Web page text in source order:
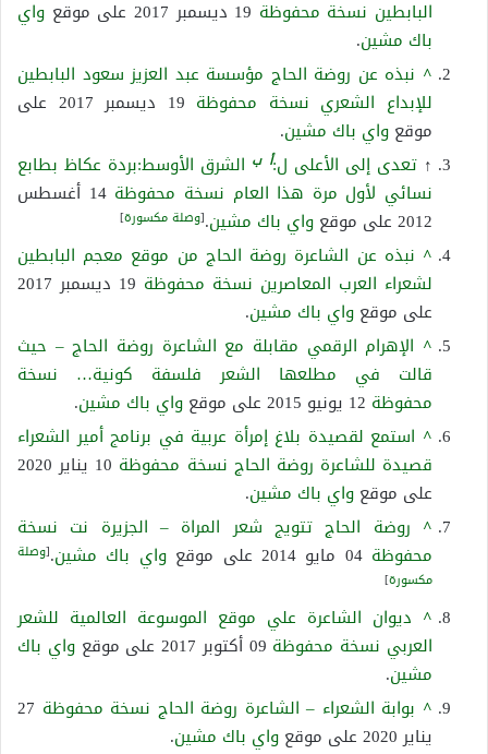
البابطين نسخة محفوظة
واي
باك مشين.
^ نبذه عن روضة الحاج مؤسسة عبد العزيز سعود البابطين
للإبداع الشعري نسخة محفوظة
19 ديسمبر 2017 على
موقع واي باك مشين.
↑تعدى إلى الأعلى ل:أ ب الشرق الأوسط:بردة عكاظ بطابع
نسائي لأول مرة هذا العام نسخة محفوظة
14 أغسطس
2012 على موقع
واي باك مشين.
[وصلة مكسورة]
^ نبذه عن الشاعرة روضة الحاج من موقع معجم البابطين
لشعراء العرب المعاصرين نسخة محفوظة
19 ديسمبر 2017
على موقع واي باك مشين.
^ الإهرام الرقمي مقابلة مع الشاعرة روضة الحاج – حيث
قالت في مطلعها الشعر فلسفة كونية…
نسخة
محفوظة
واي باك مشين.
^ استمع لقصيدة بلاغ إمرأة عربية في برنامج أمير الشعراء
قصيدة للشاعرة روضة الحاج نسخة محفوظة
10 يناير 2020
على موقع واي باك مشين.
^ روضة الحاج تتويج شعر المراة – الجزيرة نت نسخة
محفوظة 04 مايو 2014 على موقع واي باك مشين.
[وصلة
مكسورة]
^ ديوان الشاعرة علي موقع الموسوعة العالمية للشعر
العربي نسخة محفوظة
واي باك
مشين.
^ بوابة الشعراء – الشاعرة روضة الحاج نسخة محفوظة 27
يناير 2020 على موقع
واي باك مشين.